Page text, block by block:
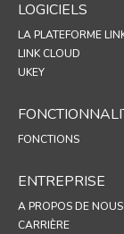
LOGICIELS
LA PLATEFORME
LINK CLOUD
UKEY
FONCTIONS
ENTREPRISE
A PROPOS DE NOUS
CARRIÈRE